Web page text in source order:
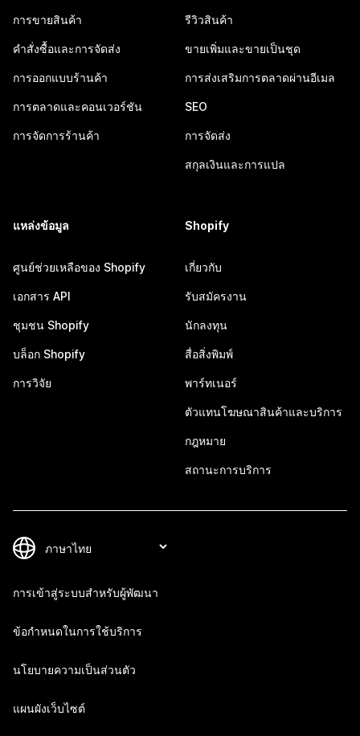
การขายสินค้า
คำสั่งซื้อและการจัดส่ง
การออกแบบร้านค้า
การตลาดและคอนเวอร์ชัน
การจัดการร้านค้า
รีวิวสินค้า
ขายเพิ่มและขายเป็นชุด
การส่งเสริมการตลาดผ่านอีเมล
SEO
การจัดส่ง
สกุลเงินและการแปล
แหล่งข้อมูล
ศูนย์ช่วยเหลือของ Shopify
เอกสาร API
ชุมชน Shopify
บล็อก Shopify
การวิจัย
Shopify
เกี่ยวกับ
รับสมัครงาน
นักลงทุน
สื่อสิ่งพิมพ์
พาร์ทเนอร์
ตัวแทนโฆษณาสินค้าและบริการ
กฎหมาย
สถานะการบริการ
การเข้าสู่ระบบสำหรับผู้พัฒนา
ข้อกำหนดในการใช้บริการ
นโยบายความเป็นส่วนตัว
แผนผังเว็บไซต์